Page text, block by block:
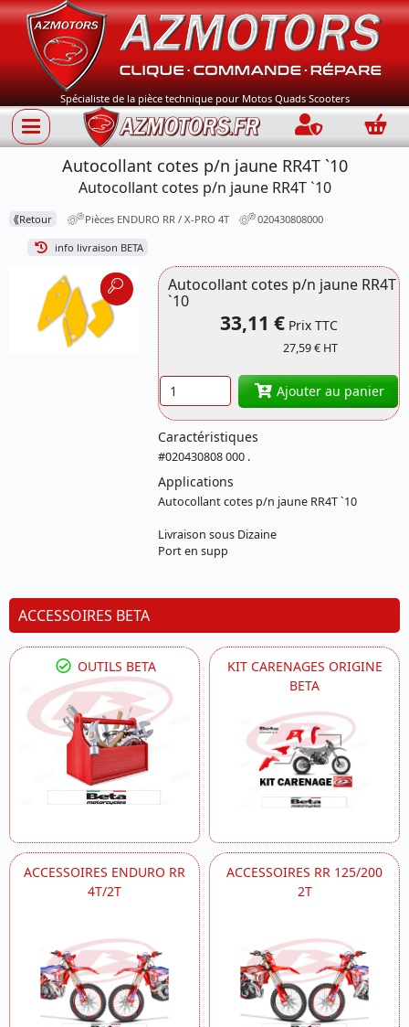
Spécialiste de la pièce technique pour Motos Quads Scooters
Connection
Autocollant cotes p/n jaune RR4T `10
Autocollant cotes p/n jaune RR4T `10
⟪Retour Pièces ENDURO RR / X-PRO 4T 020430808000
info livraison BETA
Autocollant cotes p/n jaune RR4T
`10
33,11 €Prix TTC
27,59 € HT
Quantité Ajouter au panier
Caractéristiques
#020430808 000 .
Applications
Autocollant cotes p/n jaune RR4T `10
Livraison sous Dizaine
Port en supp
ACCESSOIRES BETA
OUTILS BETA
KIT CARENAGES ORIGINE
BETA
ACCESSOIRES ENDURO RR
4T/2T
ACCESSOIRES RR 125/200
2T